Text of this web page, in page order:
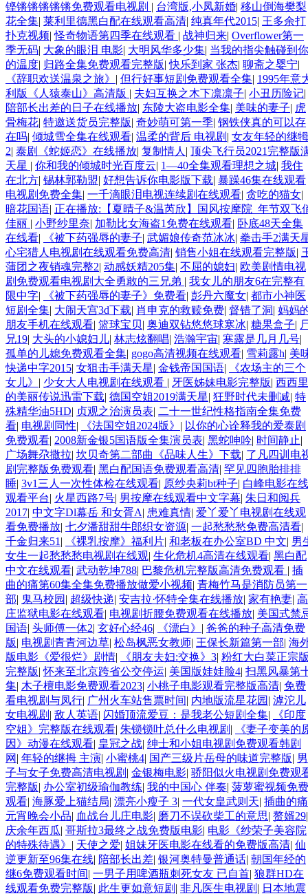
铿锵锵锵锵锵免费观看电视剧 | 台湾版,小凤新婚| 移山倒海樊梨
花全集| 莱利里德黑白配在线观看高清| 纯真年代2015| 王多余打
扑克视频|怪奇物语第四季在线观看 | 战神归来| Overflower第一
季无码| 大象的眼泪 电影| 大明风华多少集| 当我的指尖触碰到你
的温度| 归路全集免费观看完整版|快乐到家 张杰| 聊斋之婴宁|
《辞职欢送温泉之旅》 | 但行好事短剧免费观看全集| 1995年意
利版《人猿泰山》高清版 | 夫妇互换之木下凛凛子| 小丑历险记|
陪部长出差的日子在线播放| 东陵大盗电影全集| 美味的妻子| 虎
骨梅花| 特邀送货员完整版| 奇妙萌可第一季| 钢铁侠真的可以存
在吗| 倾城雪全集在线观看| 温柔的背后 电视剧 | 女友年轻的继牳
2| 泰剧《蛇姬恋》在线播放| 复制情人 | 顶尖飞行员2021完整版
天星 | 你和我的倾城时光百度云| 1—40全集观看理想之城| 我住
在北方| 锡林郭勒盟| 好想告诉你电影版下载| 暴躁46集在线观看
电视剧免费全集| 一千滴眼泪电视连续剧在线观看| 贪吃的猫女|
暗花国语| 正在播放:【夏晴子&温芮欣】国风按摩院_年节双飞
佳丽 | 小野纱里奈| 加勒比女海盗1免费在线观看| 卧底48天全集
在线看| 《被下药强辱的妻子| 武媚娘传奇范冰冰| 拳击手2满天
心宅猎人电视剧在线观看免费高清| 销售小姐在线观看完整版|
蒲团之夜销魂完整2| 动感妖精205集| 不屈的媳妇| 欧美剧情电视
剧免费观看电视剧大全勇敢的三兄弟 | 我女儿的朋友6在完整有
限中字| 《被下药强辱的妻子》免费看| 彭丹六魔女| 都市小神医
短剧全集| 大闹天宫3d下载| 肖申克的救赎免费| 督错了洞| 妈妈
朋友手机在线观看| 篮球宝贝| 奥迪双钻悠悠球寒冰| 糖果盒子|
兄19| 大头的小媳妇儿| 林志炫翻唱| 浩瀚宇宙| 寒露是几月几号|
孤单的儿媳免费观看全集| gogo高清视频在线观看| 雪莉露h| 美
快递中字2015| 女狙击手满天星| 金钱帝国国语|
《农场主的三个
女儿》 | 少女大人电视剧在线观看 | 牙医姊妹电影完整版| 西西里
的美丽传说迅雷下载| 德国空姐2019满天星| 狂野时代未删减| 特
殊精华油5HD| 贞观之治演员表| 二十一世纪性格指南全集免费
看| 电视剧同性| 《法国空姐2024版》 | 以你的心诠释我的爱泰剧
免费观看| 2008新金银5国语版全集演员表| 黑蛇呻吟| 时间静止|
广场舞尕撒拉| 坎贝奇第二部曲《品味人生》下载| 了凡四训电
剧完整版免费观看| 黑白配国语免费观看高清| 罕见四胞胎排排
睡| 3v1三人一次性体检在线观看| 原纱央莉bt种子| 白峰电影在线
观看平台| 火星西路7号| 男按摩在线观看中文字幕| 朱日和阅兵
2017| 中文字Dl幕岳 和女胥A| 患难真情| 爱丫爱丫电视剧在线观
看免费播放| 七夕潘甜甜牛郎织女资源| 一起愁愁愁免费高清看|
千金归来51 | 《裸乳按摩》福利片| 和老板在办公室BD 中文| 男
女生一起愁愁愁电视剧在线观| 生化危机4高清在线观看| 黑白配
中文在线观看| 武动乾坤788| 巴黎危机完整版高清免费观看 | 插
曲的痛第60集全集免费播放做爱小视频| 青梅竹马是消防员第一
部| 鬼马校园 | 超级快递| 安吉拉·怀特全集在线播放| 家有艳妻| 高
庄监狱电影在线观看| 电视剧折腰免费观看在线播放| 美国式禁
国语| 头师傅一体2| 玄好心经46| 《漂白》 | 爸爸的种子高清免费
版| 电视剧青青河边草| 松岛枫恶女教师| 王保长新篇第一部| 海
版电影《爱很烂》剧情| 《朋友夫妇:交换》3| 粉红大白菜正宗
完整版|怀来至北京跨省公交停运| 美国版娃娃脸4| 扫黑风暴第
集| 木子檀电影免费观看2023| 小桃子电影观看完整版高清| 免费
看电视剧与凤行| 广州火车站售票时间| 内地版流星花园 | 滹沱儿
女电视剧 | 敌人英语| 闪婚顶流爱豆：是我老公短剧全集|
《印度
空姐》完整版在线观看| 朱锁锁叶总什么电视剧 |
《妻子变美的
因》动漫在线观看| 皇冠之战| 绅士和小姐电视剧免费观看韩剧
网 | 年轻的继拇 主演| 小蜜桃4| 国产三级片岳母的味道完整版| 男
子与女子免费高清电视剧 | 金银梅电影| 骄阳似火电视剧免费观
完整版| 办公室初级瑜伽教练| 我的中国心 伴奏| 菠萝蜜视频免费
观看| 海豚爱上猫结局| 漂亮小瘦子 3| 一代女皇武则天| 插曲的痛
元宵晚会小品| 血战台儿庄电影| 磨刀不误砍柴工的意思| 赘婿29|
庆余年西瓜| 哥斯拉3最终之战免费版电影| 电影《纱荣子美容院
的特殊待遇》 | 天使之爱| 姐妹牙医电影在线看的免费版高清| 仙
逆更新至96集在线| 陪部长出差| 银河奥特曼普通话| 朝国年经的
继6免费观看时间| 一男子用啤酒瓶刺死女友 已自首| 狼群HD在
线观看免费完整版| 此生更如意短剧 | 非凡医生电视剧 | 日本地震